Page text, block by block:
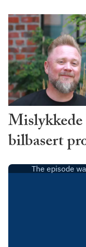
bilbasert